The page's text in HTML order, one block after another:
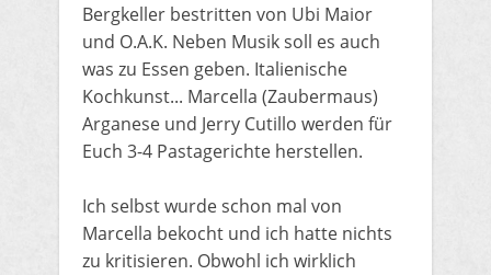
Bergkeller bestritten von Ubi Maior
und O.A.K. Neben Musik soll es auch
was zu Essen geben. Italienische
Kochkunst... Marcella (Zaubermaus)
Arganese und Jerry Cutillo werden für
Euch 3-4 Pastagerichte herstellen.
Ich selbst wurde schon mal von
Marcella bekocht und ich hatte nichts
zu kritisieren. Obwohl ich wirklich